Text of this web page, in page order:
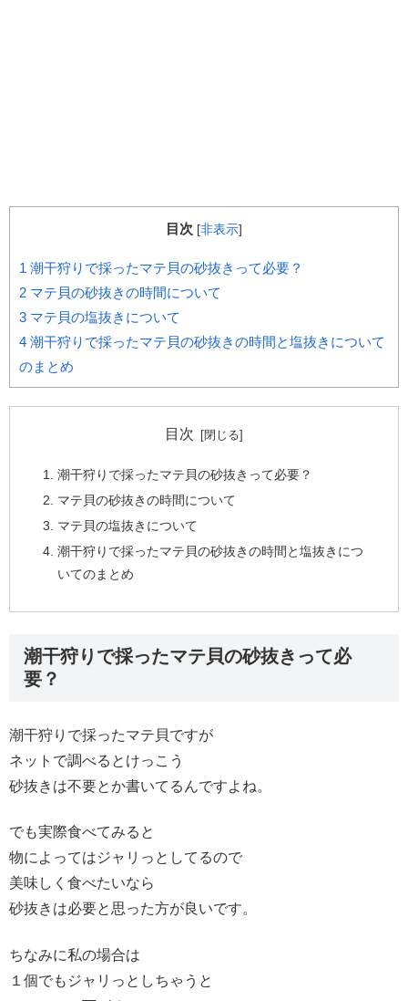
目次 [非表示]
1 潮干狩りで採ったマテ貝の砂抜きって必要？
2 マテ貝の砂抜きの時間について
3 マテ貝の塩抜きについて
4 潮干狩りで採ったマテ貝の砂抜きの時間と塩抜きについて
のまとめ
目次
潮干狩りで採ったマテ貝の砂抜きって必要？
マテ貝の砂抜きの時間について
マテ貝の塩抜きについて
潮干狩りで採ったマテ貝の砂抜きの時間と塩抜きにつ
いてのまとめ
潮干狩りで採ったマテ貝の砂抜きって必
要？
潮干狩りで採ったマテ貝ですが
ネットで調べるとけっこう
砂抜きは不要とか書いてるんですよね。
でも実際食べてみると
物によってはジャリっとしてるので
美味しく食べたいなら
砂抜きは必要と思った方が良いです。
ちなみに私の場合は
１個でもジャリっとしちゃうと